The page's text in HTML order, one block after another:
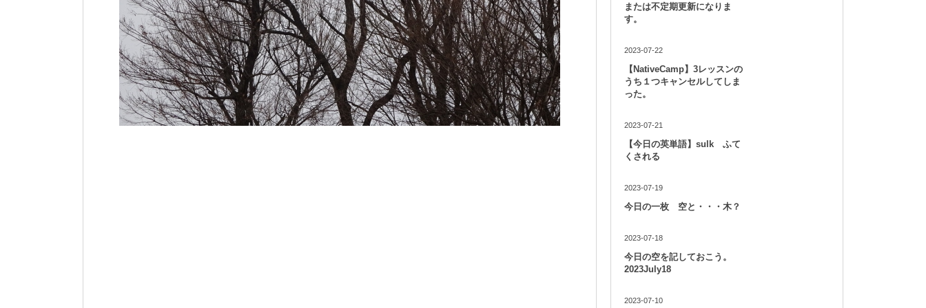
または不定期更新になりま
す。
2023-07-22
【NativeCamp】3レッスンの
うち１つキャンセルしてしま
った。
2023-07-21
【今日の英単語】sulk ふて
くされる
2023-07-19
今日の一枚 空と・・・木？
2023-07-18
今日の空を記しておこう。
2023July18
2023-07-10